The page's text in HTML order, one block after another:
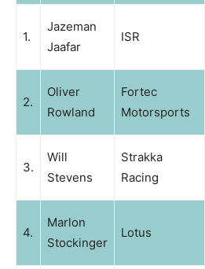
1.
Jazeman
Jaafar
ISR
2.
Oliver
Rowland
Fortec
Motorsports
3.
Will
Stevens
Strakka
Racing
4.
Marlon
Stockinger
Lotus